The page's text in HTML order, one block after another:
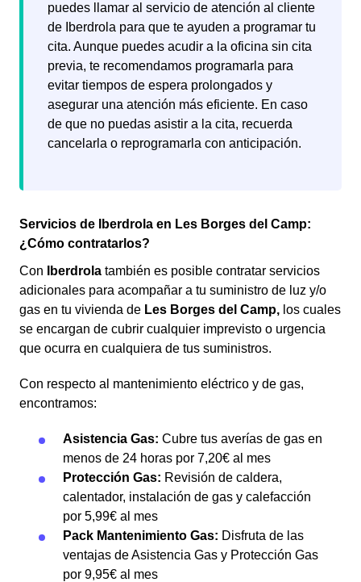
puedes llamar al servicio de atención al cliente
de Iberdrola para que te ayuden a programar tu
cita. Aunque puedes acudir a la oficina sin cita
previa, te recomendamos programarla para
evitar tiempos de espera prolongados y
asegurar una atención más eficiente. En caso
de que no puedas asistir a la cita, recuerda
cancelarla o reprogramarla con anticipación.
Servicios de Iberdrola en Les Borges del Camp:
¿Cómo contratarlos?
Con
Iberdrola también es posible contratar servicios
adicionales para acompañar a tu suministro de luz y/o
gas en tu vivienda de Les Borges del Camp, los cuales
se encargan de cubrir cualquier imprevisto o urgencia
que ocurra en cualquiera de tus suministros.
Con respecto al mantenimiento eléctrico y de gas,
encontramos:
Asistencia Gas: Cubre tus averías de gas en
menos de 24 horas por 7,20€ al mes
Protección Gas: Revisión de caldera,
calentador, instalación de gas y calefacción
por 5,99€ al mes
Pack Mantenimiento Gas: Disfruta de las
ventajas de Asistencia Gas y Protección Gas
por 9,95€ al mes